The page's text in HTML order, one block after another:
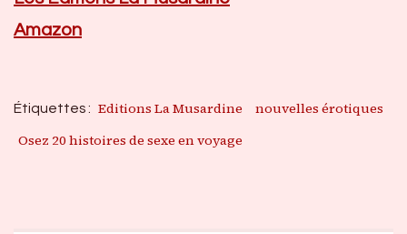
Amazon
Étiquettes : Editions La Musardine
nouvelles érotiques
Osez 20 histoires de sexe en voyage